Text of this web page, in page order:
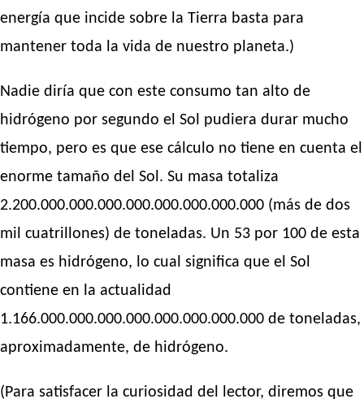
energía que incide sobre la Tierra basta para
mantener toda la vida de nuestro planeta.)
Nadie diría que con este consumo tan alto de
hidrógeno por segundo el Sol pudiera durar mucho
tiempo, pero es que ese cálculo no tiene en cuenta el
enorme tamaño del Sol. Su masa totaliza
2.200.000.000.000.000.000.000.000.000 (más de dos
mil cuatrillones) de toneladas. Un 53 por 100 de esta
masa es hidrógeno, lo cual significa que el Sol
contiene en la actualidad
1.166.000.000.000.000.000.000.000.000 de toneladas,
aproximadamente, de hidrógeno.
(Para satisfacer la curiosidad del lector, diremos que